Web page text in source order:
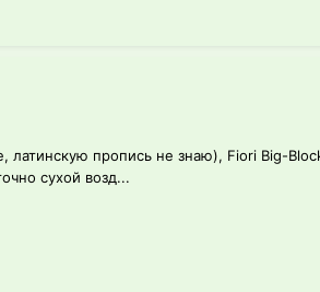
пропись не знаю), Fiori Big-
сухой возд...